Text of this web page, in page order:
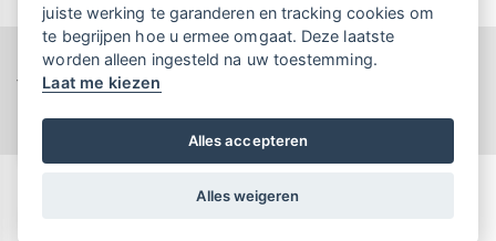
Copyright All Rights Reserved © 2015-2026 UP-TO-DATE
WebDesign
Privacy & Cookies
Locations Algemene Voorwaarden
juiste werking te garanderen en tracking cookies om
te begrijpen hoe u ermee omgaat. Deze laatste
worden alleen ingesteld na uw toestemming.
Laat me kiezen
Alles accepteren
Alles weigeren
een persoonlijke demo.
Maandelijks gratis opleidingen